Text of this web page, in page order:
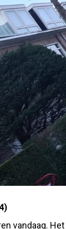
vandaag.